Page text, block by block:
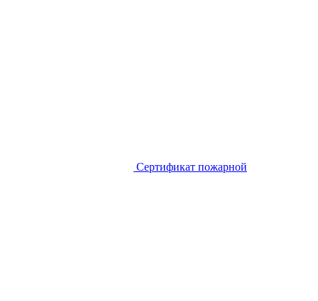
Сертификат пожарной